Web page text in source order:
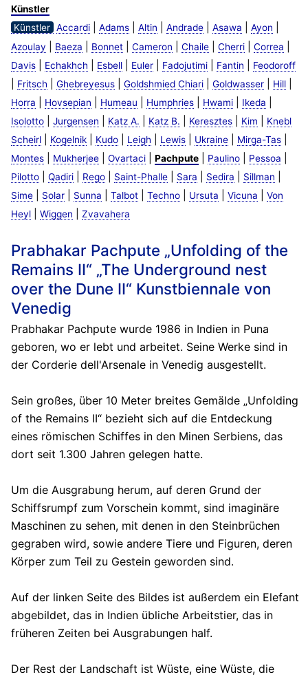
Künstler
Künstler Accardi| Adams| Altin Andrade| Asawa Ayon
Azoulay Baeza Bonnet| Cameron Chaile| Cherri| Correa
Davis| Echakhch Esbell| Euler| Fadojutimi| Fantin Feodoroff
Fritsch Ghebreyesus| Goldshmied Chiari| Goldwasser| Hill|
Horra Hovsepian Humeau Humphries| Hwami| Ikeda
Isolotto| Jurgensen Katz A. Katz B. Keresztes| Kim
Knebl
Scheirl| Kogelnik| Kudo| Leigh Lewis| Ukraine| Mirga-Tas|
Montes| Mukherjee| Ovartaci| Pachpute| Paulino| Pessoa
Pilotto| Qadiri| Rego| Saint-Phalle| Sara Sedira Sillman
Sime| Solar| Sunna Talbot| Techno| Ursuta Vicuna
Von
Heyl| Wiggen Zvavahera
Prabhakar Pachpute „Unfolding of the
Remains II“ „The Underground nest
over the Dune II“ Kunstbiennale von
Venedig
Prabhakar Pachpute wurde 1986 in Indien in Puna
geboren, wo er lebt und arbeitet. Seine Werke sind in
der Corderie dell'Arsenale in Venedig ausgestellt.
Sein großes, über 10 Meter breites Gemälde „Unfolding
of the Remains II“ bezieht sich auf die Entdeckung
eines römischen Schiffes in den Minen Serbiens, das
dort seit 1.300 Jahren gelegen hatte.
Um die Ausgrabung herum, auf deren Grund der
Schiffsrumpf zum Vorschein kommt, sind imaginäre
Maschinen zu sehen, mit denen in den Steinbrüchen
gegraben wird, sowie andere Tiere und Figuren, deren
Körper zum Teil zu Gestein geworden sind.
Auf der linken Seite des Bildes ist außerdem ein Elefant
abgebildet, das in Indien übliche Arbeitstier, das in
früheren Zeiten bei Ausgrabungen half.
Der Rest der Landschaft ist Wüste, eine Wüste, die